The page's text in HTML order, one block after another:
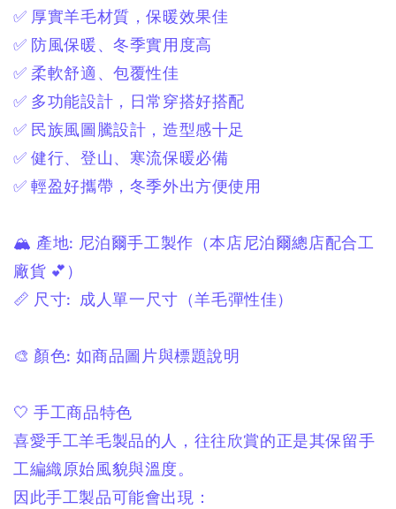
✅ 厚實羊毛材質，保暖效果佳
✅ 防風保暖、冬季實用度高
✅ 柔軟舒適、包覆性佳
✅ 多功能設計，日常穿搭好搭配
✅ 民族風圖騰設計，造型感十足
✅ 健行、登山、寒流保暖必備
✅ 輕盈好攜帶，冬季外出方便使用
🏔 產地: 尼泊爾手工製作 （本店尼泊爾總店配合工
廠貨 💕）
📏 尺寸: 成人單一尺寸 （羊毛彈性佳）
🎨 顏色: 如商品圖片與標題說明
🤍 手工商品特色
喜愛手工羊毛製品的人， 往往欣賞的正是其保留手
工編織原始風貌與溫度。
因此手工製品可能會出現：